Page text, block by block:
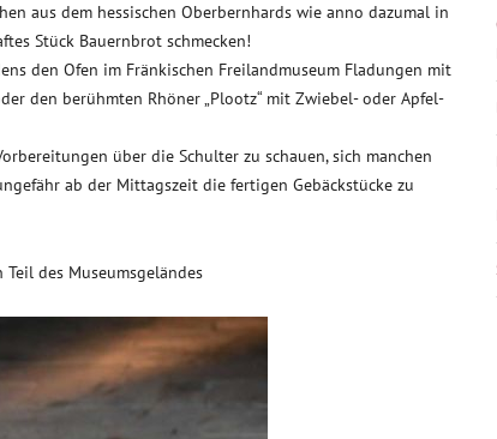
aus dem hessischen Oberbernhards wie anno dazumal in
Stück Bauernbrot schmecken!
den Ofen im Fränkischen Freilandmuseum Fladungen mit
den berühmten Rhöner „Plootz“ mit Zwiebel- oder Apfel-
über die Schulter zu schauen, sich manchen
ab der Mittagszeit die fertigen Gebäckstücke zu
des Museumsgeländes